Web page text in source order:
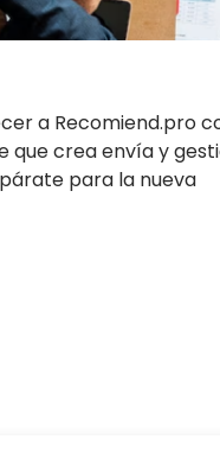
a Recomiend.pro
que crea envía y
para la nueva